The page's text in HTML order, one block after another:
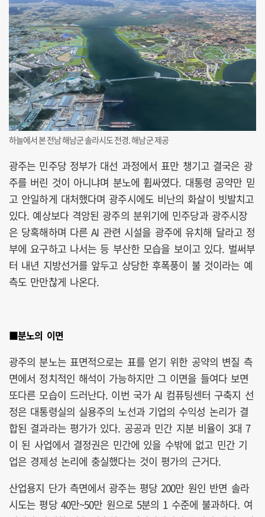
하늘에서 본 전남 해남군 솔라시도 전경. 해남군 제공
광주는 민주당 정부가 대선 과정에서 표만 챙기고 결국은 광
주를 버린 것이 아니냐며 분노에 휩싸였다. 대통령 공약만 믿
고 안일하게 대처했다며 광주시에도 비난의 화살이 빗발치고
있다. 예상보다 격앙된 광주의 분위기에 민주당과 광주시장
은 당혹해하며 다른 AI 관련 시설을 광주에 유치해 달라고 정
부에 요구하고 나서는 등 부산한 모습을 보이고 있다. 벌써부
터 내년 지방선거를 앞두고 상당한 후폭풍이 불 것이라는 예
측도 만만찮게 나온다.
■분노의 이면
광주의 분노는 표면적으로는 표를 얻기 위한 공약의 변질 측
면에서 정치적인 해석이 가능하지만 그 이면을 들여다 보면
또다른 모습이 드러난다. 이번 국가 AI 컴퓨팅센터 구축지 선
정은 대통령실의 실용주의 노선과 기업의 수익성 논리가 결
합된 결과라는 평가가 있다. 공공과 민간 지분 비율이 3대 7
이 된 사업에서 결정권은 민간에 있을 수밖에 없고 민간 기
업은 경제성 논리에 충실했다는 것이 평가의 근거다.
산업용지 단가 측면에서 광주는 평당 200만 원인 반면 솔라
시도는 평당 40만~50만 원으로 5분의 1 수준에 불과하다. 여